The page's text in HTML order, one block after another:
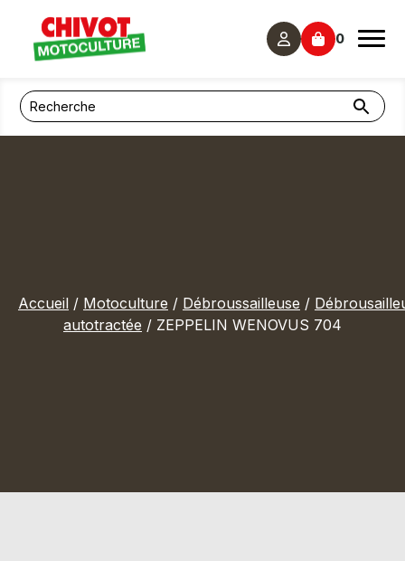
0
Accueil / Motoculture / Débroussailleuse /
autotractée / ZEPPELIN WENOVUS 704